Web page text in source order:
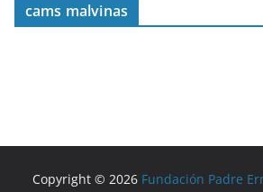
cams malvinas
Copyright © 2026 Fundación Padre